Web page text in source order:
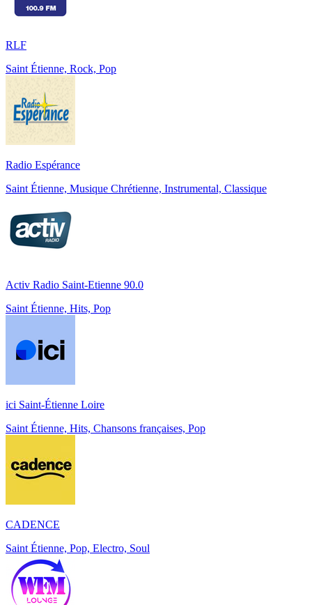
RLF
Saint Étienne, Rock, Pop
Radio Espérance
Saint Étienne, Musique Chrétienne, Instrumental, Classique
Activ Radio Saint-Etienne 90.0
Saint Étienne, Hits, Pop
ici Saint-Étienne Loire
Saint Étienne, Hits, Chansons françaises, Pop
CADENCE
Saint Étienne, Pop, Electro, Soul